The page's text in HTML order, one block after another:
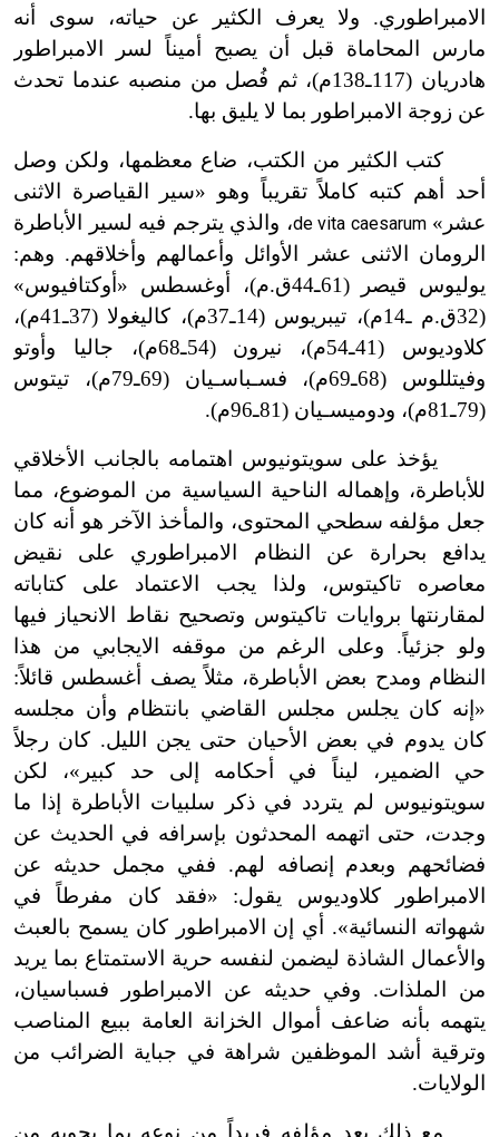
الامبراطوري. ولا يعرف الكثير عن حياته، سوى أنه
مارس المحاماة قبل أن يصبح أميناً لسر الامبراطور
هادريان (117ـ138م)، ثم فُصل من منصبه عندما تحدث
عن زوجة الامبراطور بما لا يليق بها.
كتب الكثير من الكتب، ضاع معظمها، ولكن وصل
أحد أهم كتبه كاملاً تقريباً وهو «سير القياصرة الاثنى
عشر»de vita caesarum، والذي يترجم فيه لسير الأباطرة
الرومان الاثنى عشر الأوائل وأعمالهم وأخلاقهم. وهم:
يوليوس قيصر (61ـ44ق.م)، أوغسطس «أوكتافيوس»
(32ق.م ـ14م)، تيبريوس (14ـ37م)، كاليغولا (37ـ41م)،
كلاوديوس (41ـ54م)، نيرون (54ـ68م)، جاليا وأوتو
وفيتللوس (68ـ69م)، فسـباسـيان (69ـ79م)، تيتوس
(79ـ81م)، ودوميسـيان (81ـ96م).
يؤخذ على سويتونيوس اهتمامه بالجانب الأخلاقي
للأباطرة، وإهماله الناحية السياسية من الموضوع، مما
جعل مؤلفه سطحي المحتوى، والمأخذ الآخر هو أنه كان
يدافع بحرارة عن النظام الامبراطوري على نقيض
معاصره تاكيتوس، ولذا يجب الاعتماد على كتاباته
لمقارنتها بروايات تاكيتوس وتصحيح نقاط الانحياز فيها
ولو جزئياً. وعلى الرغم من موقفه الايجابي من هذا
النظام ومدح بعض الأباطرة، مثلاً يصف أغسطس قائلاً:
«إنه كان يجلس مجلس القاضي بانتظام وأن مجلسه
كان يدوم في بعض الأحيان حتى يجن الليل. كان رجلاً
حي الضمير، ليناً في أحكامه إلى حد كبير»، لكن
سويتونيوس لم يتردد في ذكر سلبيات الأباطرة إذا ما
وجدت، حتى اتهمه المحدثون بإسرافه في الحديث عن
فضائحهم وبعدم إنصافه لهم. ففي مجمل حديثه عن
الامبراطور كلاوديوس يقول: «فقد كان مفرطاً في
شهواته النسائية». أي إن الامبراطور كان يسمح بالعبث
والأعمال الشاذة ليضمن لنفسه حرية الاستمتاع بما يريد
من الملذات. وفي حديثه عن الامبراطور فسباسيان،
يتهمه بأنه ضاعف أموال الخزانة العامة ببيع المناصب
وترقية أشد الموظفين شراهة في جباية الضرائب من
الولايات.
مع ذلك يعد مؤلفه فريداً من نوعه بما يحويه من